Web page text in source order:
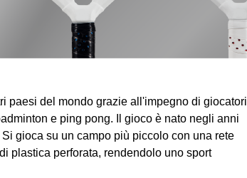
paesi del mondo grazie all'impegno di giocatori
e ping pong. Il gioco è nato negli anni
gioca su un campo più piccolo con una rete
plastica perforata, rendendolo uno sport